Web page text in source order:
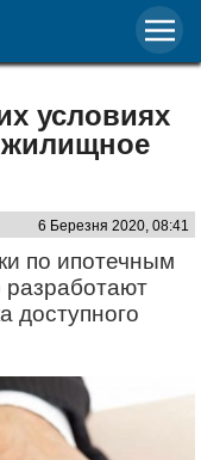
условиях
жилищное
6 Березня 2020, 08:41
по ипотечным
разработают
доступного